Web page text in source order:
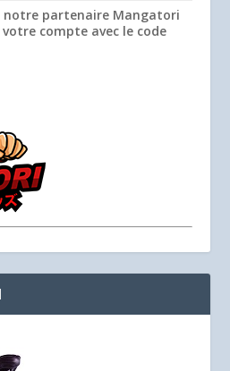
notre partenaire Mangatori
compte avec le code